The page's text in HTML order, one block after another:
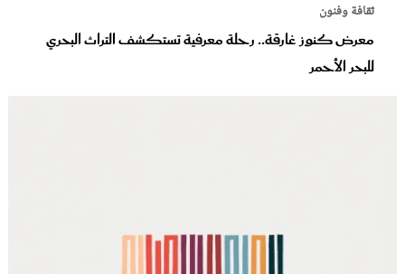
ثقافة وفنون
معرض كنوز غارقة.. رحلة معرفية تستكشف التراث البحري
للبحر الأحمر